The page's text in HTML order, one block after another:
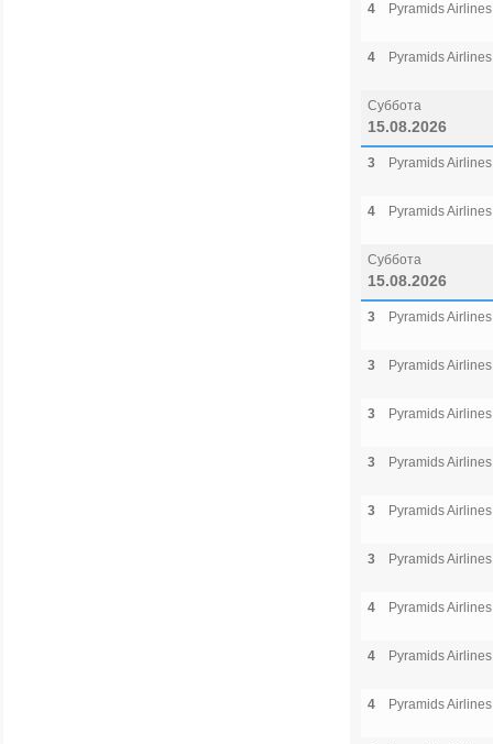
4 Pyramids Airlines
4 Pyramids Airlines
Суббота
15.08.2026
3 Pyramids Airlines
4 Pyramids Airlines
Суббота
15.08.2026
3 Pyramids Airlines
3 Pyramids Airlines
3 Pyramids Airlines
3 Pyramids Airlines
3 Pyramids Airlines
3 Pyramids Airlines
4 Pyramids Airlines
4 Pyramids Airlines
4 Pyramids Airlines